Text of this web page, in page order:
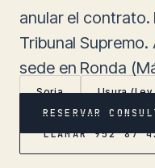
anular el contrato.
Tribunal
sede en Ronda
Soria Usura
RESERVAR
LLAMAR 952 87